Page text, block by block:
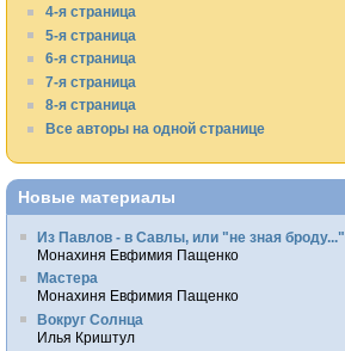
4-я страница
5-я страница
6-я страница
7-я страница
8-я страница
Все авторы на одной странице
Новые материалы
Из Павлов - в Савлы, или "не зная броду..."
Монахиня Евфимия Пащенко
Мастера
Монахиня Евфимия Пащенко
Вокруг Солнца
Илья Криштул